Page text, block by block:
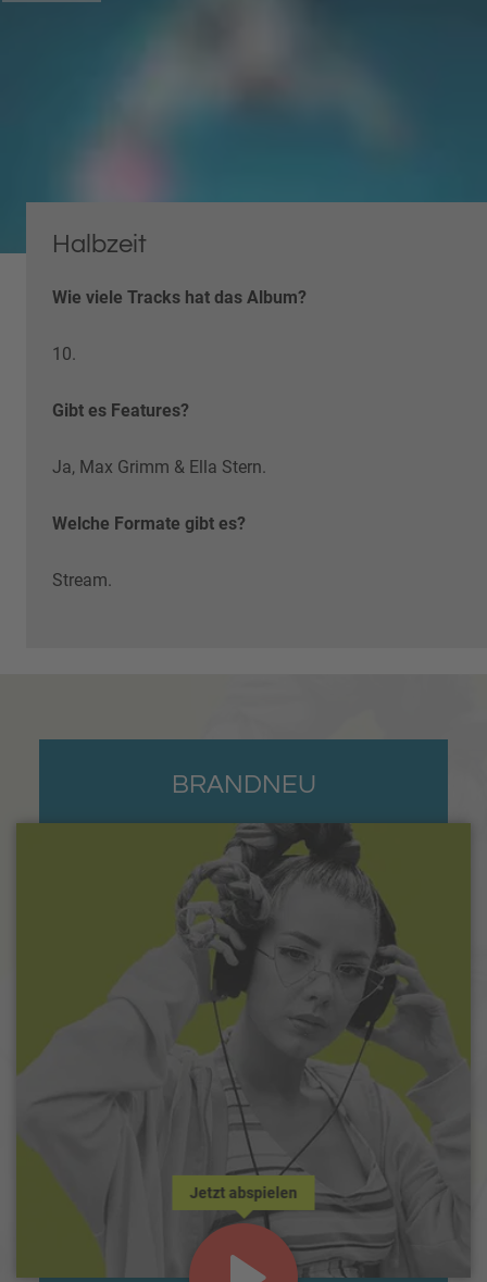
Halbzeit
Wie viele Tracks hat das Album?
10.
Gibt es Features?
Ja, Max Grimm & Ella Stern.
Welche Formate gibt es?
Stream.
BRANDNEU
Jetzt abspielen